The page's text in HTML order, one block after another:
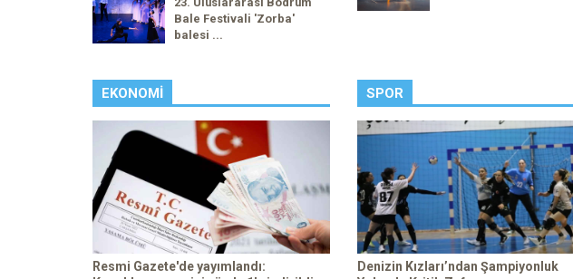
Bale Festivali 'Zorba'
balesi ...
EKONOMI
Resmi Gazete'de yayımlandı:
SPOR
Denizin Kızları’ndan Şampiyonluk